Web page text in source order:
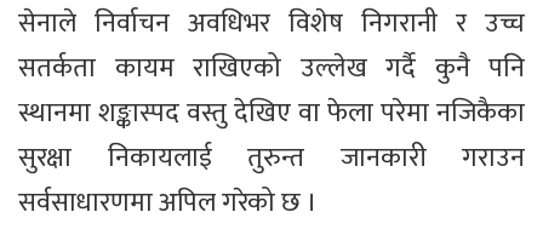
सेनाले निर्वाचन अवधिभर विशेष निगरानी र उच्च
सतर्कता कायम राखिएको उल्लेख गर्दै कुनै पनि
स्थानमा शङ्कास्पद वस्तु देखिए वा फेला परेमा नजिकैका
सुरक्षा निकायलाई तुरुन्त जानकारी गराउन
सर्वसाधारणमा अपिल गरेको छ ।